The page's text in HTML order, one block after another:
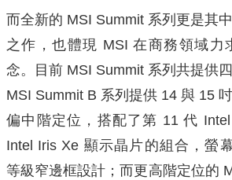
而全新的 MSI Summit 系列更是其
之作，也體現 MSI 在商務領域力
念。目前 MSI Summit 系列共提供
MSI Summit B 系列提供 14 與 15
偏中階定位，搭配了第 11 代
Intel Iris Xe 顯示晶片的組合，螢
等級窄邊框設計；而更高階定位的